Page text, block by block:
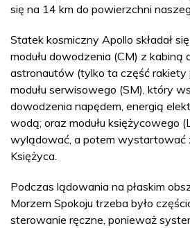
się na 14 km do powierzchni
Statek kosmiczny Apollo składał
modułu dowodzenia (CM) z kabiną
astronautów (tylko ta część rakiety
modułu serwisowego (SM), który
dowodzenia napędem, energią
wodą; oraz modułu księżycowego
wylądować, a potem wystartować
Księżyca.
Podczas lądowania na płaskim
Morzem Spokoju trzeba było
sterowanie ręczne, ponieważ